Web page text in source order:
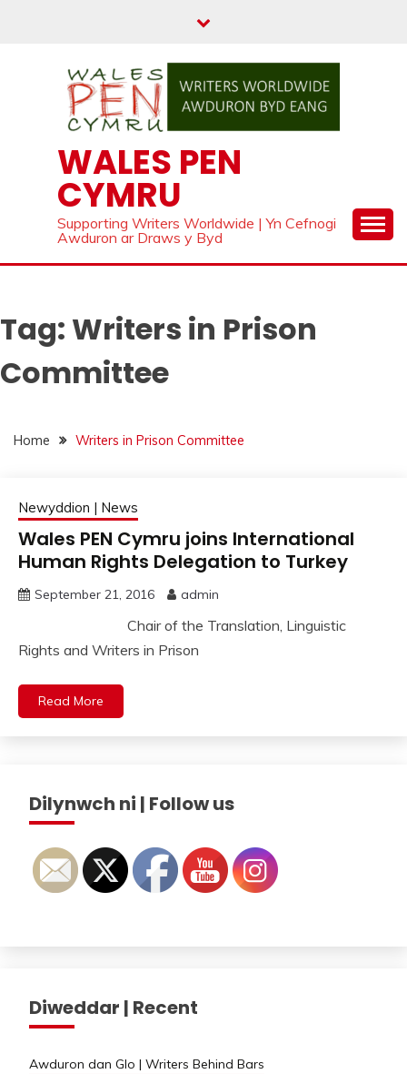
WALES PEN
CYMRU
Supporting Writers Worldwide | Yn Cefnogi
Awduron ar Draws y Byd
Tag: Writers in Prison
Committee
Home Writers in Prison Committee
Newyddion | News
Wales PEN Cymru joins International
Human Rights Delegation to Turkey
September 21, 2016 admin
Chair of the Translation, Linguistic
Rights and Writers in Prison
Read More
Dilynwch ni | Follow us
Diweddar | Recent
Awduron dan Glo | Writers Behind Bars